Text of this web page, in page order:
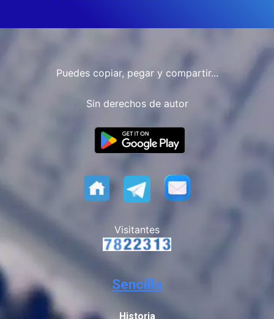
Puedes copiar, pegar y compartir...
Sin derechos de autor
Visitantes
Sencilla
Historia